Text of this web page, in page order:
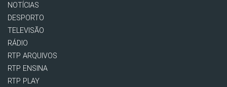
NOTÍCIAS
DESPORTO
TELEVISÃO
RÁDIO
RTP ARQUIVOS
RTP ENSINA
RTP PLAY